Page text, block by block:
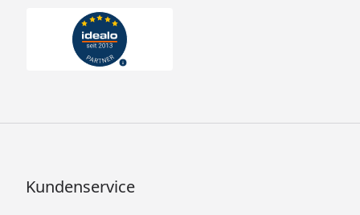
Kundenservice